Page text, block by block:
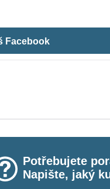
Facebook
Potřebujete
Napište, jaký